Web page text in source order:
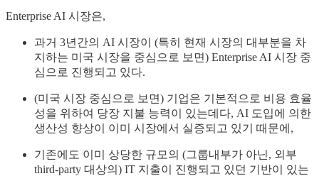
Enterprise AI 시장은,
과거 3년간의 AI 시장이 (특히 현재 시장의 대부분을 차
지하는 미국 시장을 중심으로 보면) Enterprise AI 시장 중
심으로 진행되고 있다.
(미국 시장 중심으로 보면) 기업은 기본적으로 비용 효율
성을 위하여 당장 지불 능력이 있는데다, AI 도입에 의한
생산성 향상이 이미 시장에서 실증되고 있기 때문에,
기존에도 이미 상당한 규모의 (그룹내부가 아닌, 외부
third-party 대상의) IT 지출이 진행되고 있던 기반이 있는